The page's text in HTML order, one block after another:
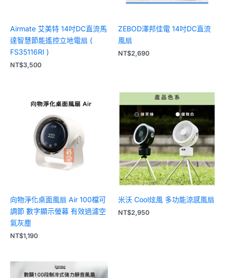
Airmate 艾美特 14吋DC直流馬
達智慧節能遙控立地電扇 (
FS35116RI )
NT$3,500
ZEBOD澤邦佳電 14吋DC直流
風扇
NT$2,690
向物淨化桌面風扇 Air 100檔可
調節 數字顯示螢幕 有效過濾空
氣灰塵
NT$1,190
米沃 Cool炫風 多功能涼感風扇
NT$2,950